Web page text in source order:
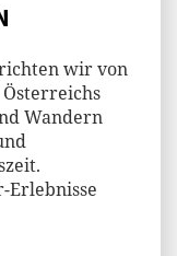
wir von
Wandern
Erlebnisse